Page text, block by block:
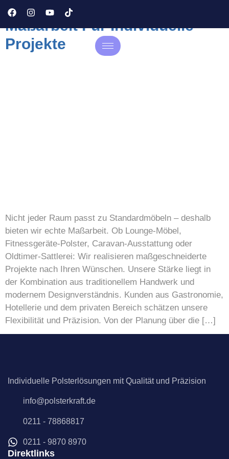
Maßarbeit Für Individuelle
Projekte
Nicht jeder Raum passt zu Standardmöbeln – deshalb
bieten wir echte Maßarbeit. Ob Lounge-Möbel,
Fitnessgeräte-Polster, Caravan-Ausstattung oder
Oldtimer-Sattlerei: Wir realisieren maßgeschneiderte
Projekte nach Ihren Wünschen. Unsere Stärke liegt in
der Kombination aus traditionellem Handwerk und
modernem Designverständnis. Kunden aus Gastronomie,
Hotellerie und dem privaten Bereich schätzen unsere
Flexibilität und Präzision. Von der Planung über die […]
Individuelle Polsterlösungen mit Qualität und Präzision
info@polsterkraft.de
0211 - 78868817
0211 - 9870 8970
Direktlinks